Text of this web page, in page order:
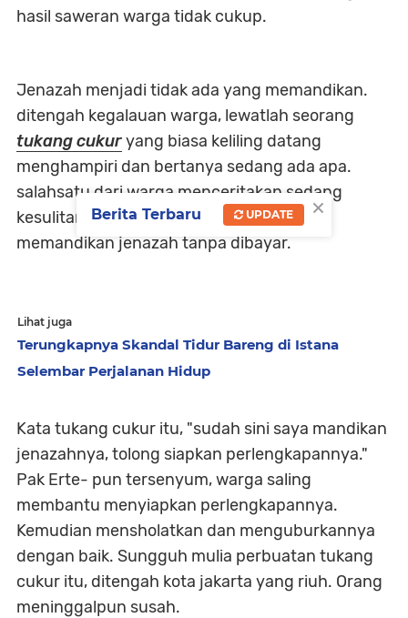
hasil saweran warga tidak cukup.
Jenazah menjadi tidak ada yang memandikan.
ditengah kegalauan warga, lewatlah seorang
tukang cukuryang biasa keliling datang
menghampiri dan bertanya sedang ada apa.
salahsatu dari warga menceritakan sedang
kesulitan mencari orang yang bersedia
memandikan jenazah tanpa dibayar.
Lihat juga
Terungkapnya Skandal Tidur Bareng di Istana
Selembar Perjalanan Hidup
Kata tukang cukur itu, "sudah sini saya mandikan
jenazahnya, tolong siapkan perlengkapannya."
Pak Erte- pun tersenyum, warga saling
membantu menyiapkan perlengkapannya.
Kemudian mensholatkan dan menguburkannya
dengan baik. Sungguh mulia perbuatan tukang
cukur itu, ditengah kota jakarta yang riuh. Orang
meninggalpun susah.
×
Berita Terbaru UPDATE